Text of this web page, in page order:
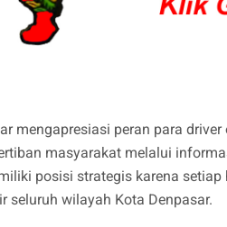
mengapresiasi peran para
masyarakat melalui
posisi strategis karena
seluruh wilayah Kota Denpasar.